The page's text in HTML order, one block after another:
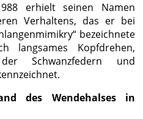
erhielt seinen Namen
Verhaltens, das er bei
bezeichnete
langsames Kopfdrehen,
Schwanzfedern und
des Wendehalses in